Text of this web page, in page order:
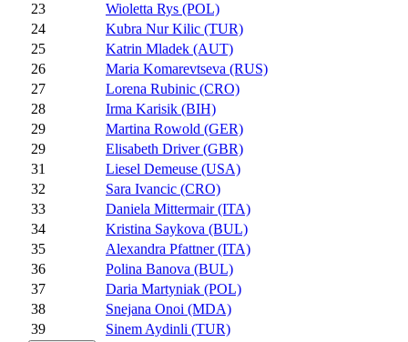
23
Wioletta Rys (POL)
24
Kubra Nur Kilic (TUR)
25
Katrin Mladek (AUT)
26
Maria Komarevtseva (RUS)
27
Lorena Rubinic (CRO)
28
Irma Karisik (BIH)
29
Martina Rowold (GER)
29
Elisabeth Driver (GBR)
31
Liesel Demeuse (USA)
32
Sara Ivancic (CRO)
33
Daniela Mittermair (ITA)
34
Kristina Saykova (BUL)
35
Alexandra Pfattner (ITA)
36
Polina Banova (BUL)
37
Daria Martyniak (POL)
38
Snejana Onoi (MDA)
39
Sinem Aydinli (TUR)